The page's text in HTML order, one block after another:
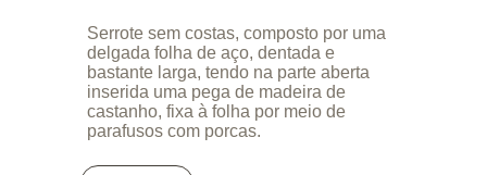
Serrote sem costas, composto por uma
delgada folha de aço, dentada e
bastante larga, tendo na parte aberta
inserida uma pega de madeira de
castanho, fixa à folha por meio de
parafusos com porcas.